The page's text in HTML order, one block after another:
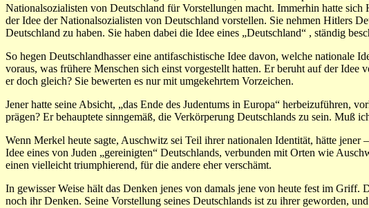
Nationalsozialisten von Deutschland für Vorstellungen macht. Immerhin hatte sich
der Idee der Nationalsozialisten von Deutschland vorstellen. Sie nehmen Hitlers
Deutschland zu haben. Sie haben dabei die Idee eines „Deutschland“ , ständig
So hegen Deutschlandhasser eine antifaschistische Idee davon, welche nationale
voraus, was frühere Menschen sich einst vorgestellt hatten. Er beruht auf der
er doch gleich? Sie bewerten es nur mit umgekehrtem Vorzeichen.
Jener hatte seine Absicht, „das Ende des Judentums in Europa“
prägen? Er behauptete sinngemäß, die Verkörperung Deutschlands zu sein. Muß
Wenn Merkel heute sagte, Auschwitz sei Teil ihrer nationalen Identität, hätte
Idee eines von Juden „gereinigten“ Deutschlands, verbunden mit Orten wie
einen vielleicht triumphierend, für die andere eher verschämt.
In gewisser Weise hält das Denken jenes von damals jene von heute fest im Griff.
noch ihr Denken. Seine Vorstellung seines Deutschlands ist zu ihrer geworden,